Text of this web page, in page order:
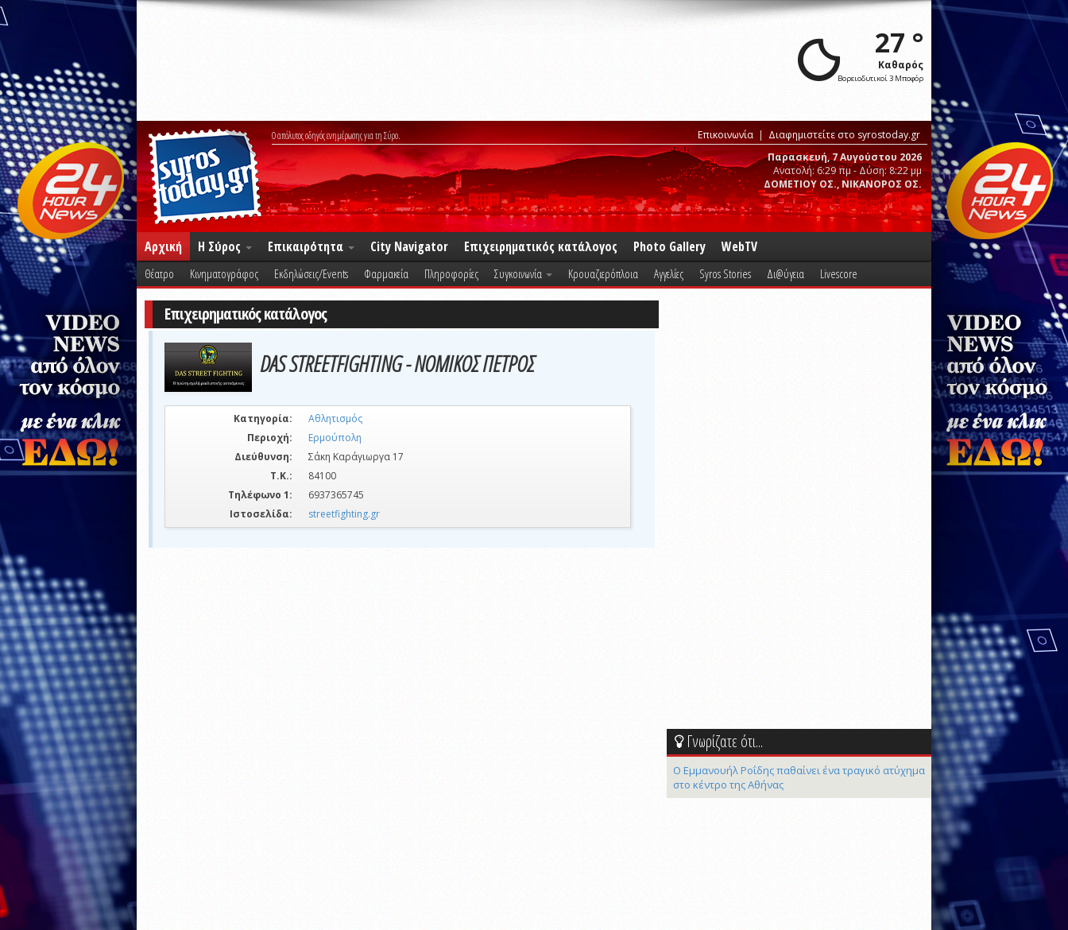
27 °
Καθαρός
Βορειοδυτικοί 3 Μποφόρ
Ο απόλυτος οδηγός ενημέρωσης για τη Σύρο. Επικοινωνία
Διαφημιστείτε στο syrostoday.gr
Παρασκευή, 7 Αυγούστου 2026
Ανατολή: 6:29 πμ - Δύση: 8:22 μμ
ΔΟΜΕΤΙΟΥ ΟΣ., ΝΙΚΑΝΟΡΟΣ ΟΣ.
Αρχική Η Σύρος Επικαιρότητα City Navigator Επιχειρηματικός κατάλογος Photo Gallery WebTV
Θέατρο Κινηματογράφος Εκδηλώσεις/Events Φαρμακεία Πληροφορίες Συγκοινωνία Κρουαζιερόπλοια Αγγελίες Syros Stories Δι@ύγεια Livescore
Επιχειρηματικός κατάλογος
DAS STREETFIGHTING - ΝΟΜΙΚΟΣ ΠΕΤΡΟΣ
Κατηγορία:
Αθλητισμός
Περιοχή:
Ερμούπολη
Διεύθυνση:
Σάκη Καράγιωργα 17
Τ.Κ.:
84100
Τηλέφωνο 1:
6937365745
Ιστοσελίδα:
streetfighting.gr
Γνωρίζατε ότι...
Ο Εμμανουήλ Ροΐδης παθαίνει ένα τραγικό ατύχημα
στο κέντρο της Αθήνας